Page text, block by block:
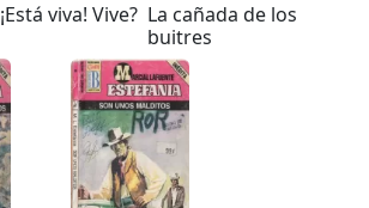
¡Está viva! Vive? La cañada de los
buitres